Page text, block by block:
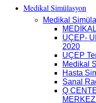
Medikal Simülasyon
Medikal
UÇEP-
2020
UÇEP
Medikal
Hasta
Sanal
Q
MERKEZİ